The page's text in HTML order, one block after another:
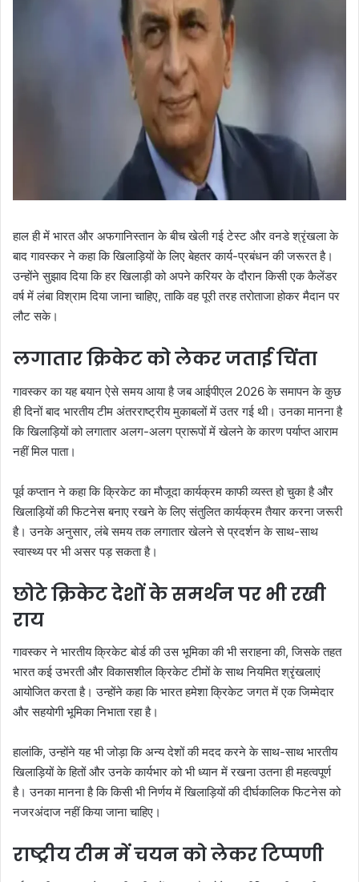
हाल ही में भारत और अफगानिस्तान के बीच खेली गई टेस्ट और वनडे श्रृंखला के
बाद गावस्कर ने कहा कि खिलाड़ियों के लिए बेहतर कार्य-प्रबंधन की जरूरत है।
उन्होंने सुझाव दिया कि हर खिलाड़ी को अपने करियर के दौरान किसी एक कैलेंडर
वर्ष में लंबा विश्राम दिया जाना चाहिए, ताकि वह पूरी तरह तरोताजा होकर मैदान पर
लौट सके।
लगातार क्रिकेट को लेकर जताई चिंता
गावस्कर का यह बयान ऐसे समय आया है जब आईपीएल 2026 के समापन के कुछ
ही दिनों बाद भारतीय टीम अंतरराष्ट्रीय मुकाबलों में उतर गई थी। उनका मानना है
कि खिलाड़ियों को लगातार अलग-अलग प्रारूपों में खेलने के कारण पर्याप्त आराम
नहीं मिल पाता।
पूर्व कप्तान ने कहा कि क्रिकेट का मौजूदा कार्यक्रम काफी व्यस्त हो चुका है और
खिलाड़ियों की फिटनेस बनाए रखने के लिए संतुलित कार्यक्रम तैयार करना जरूरी
है। उनके अनुसार, लंबे समय तक लगातार खेलने से प्रदर्शन के साथ-साथ
स्वास्थ्य पर भी असर पड़ सकता है।
छोटे क्रिकेट देशों के समर्थन पर भी रखी
राय
गावस्कर ने भारतीय क्रिकेट बोर्ड की उस भूमिका की भी सराहना की, जिसके तहत
भारत कई उभरती और विकासशील क्रिकेट टीमों के साथ नियमित श्रृंखलाएं
आयोजित करता है। उन्होंने कहा कि भारत हमेशा क्रिकेट जगत में एक जिम्मेदार
और सहयोगी भूमिका निभाता रहा है।
हालांकि, उन्होंने यह भी जोड़ा कि अन्य देशों की मदद करने के साथ-साथ भारतीय
खिलाड़ियों के हितों और उनके कार्यभार को भी ध्यान में रखना उतना ही महत्वपूर्ण
है। उनका मानना है कि किसी भी निर्णय में खिलाड़ियों की दीर्घकालिक फिटनेस को
नजरअंदाज नहीं किया जाना चाहिए।
राष्ट्रीय टीम में चयन को लेकर टिप्पणी